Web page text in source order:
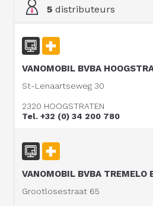
5 distributeurs
VANOMOBIL BVBA
St-Lenaartseweg 30
2320 HOOGSTRATEN
Tel. +32 (0) 34 200 780
VANOMOBIL BVBA TREMELO
Grootlosestraat 65